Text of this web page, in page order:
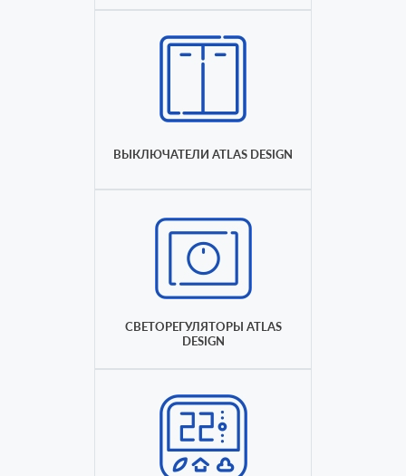
ВЫКЛЮЧАТЕЛИ ATLAS DESIGN
СВЕТОРЕГУЛЯТОРЫ ATLAS
DESIGN